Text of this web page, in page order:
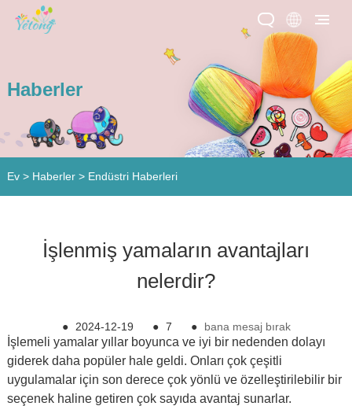
Haberler
Ev > Haberler> Endüstri Haberleri
İşlenmiş yamaların avantajları
nelerdir?
● 2024-12-19 ● 7 ● bana mesaj bırak
İşlemeli yamalar yıllar boyunca ve iyi bir nedenden dolayı
giderek daha popüler hale geldi. Onları çok çeşitli
uygulamalar için son derece çok yönlü ve özelleştirilebilir bir
seçenek haline getiren çok sayıda avantaj sunarlar.